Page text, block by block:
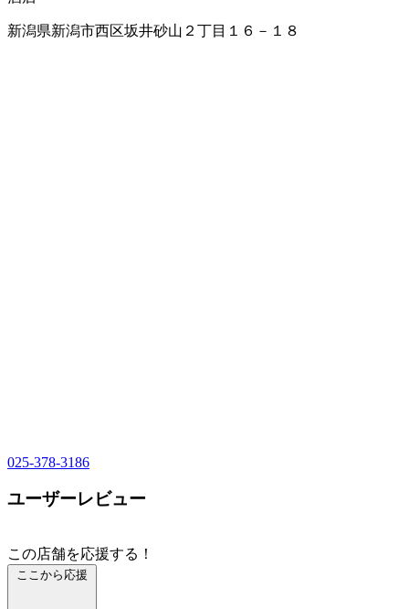
新潟県新潟市西区坂井砂山２丁目１６－１８
025-378-3186
ユーザーレビュー
この店舗を応援する！
ここから応援